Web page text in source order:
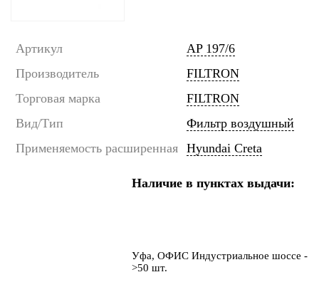
Артикул
AP 197/6
Производитель
FILTRON
Торговая марка
FILTRON
Вид/Тип
Фильтр воздушный
Применяемость расширенная Hyundai Creta
Наличие в пунктах выдачи:
Уфа, ОФИС Индустриальное шоссе -
>50 шт.